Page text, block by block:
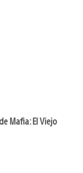
Mafia: El Viejo